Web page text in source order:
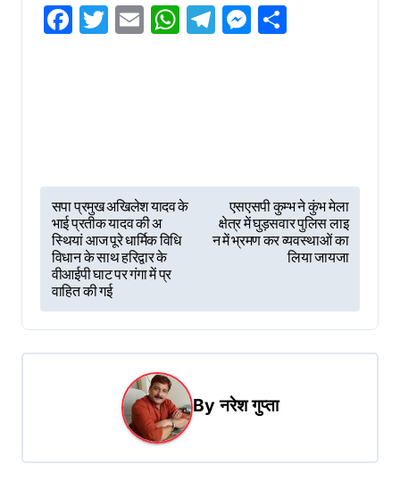
Facebook
Twitter
EmailWhatsApp
Telegram
Messenger
P
o
s
n
a
a
सपा प्रमुख अखिलेश यादव के
भाई प्रतीक यादव की अ
स्थियां आज पूरे धार्मिक विधि
विधान के साथ हरिद्वार के
वीआईपी घाट पर गंगा में प्र
वाहित की गई
एसएसपी कुम्भ ने कुंभ मेला
क्षेत्र में घुड़सवार पुलिस लाइ
न में भ्रमण कर व्यवस्थाओं का
लिया जायजा
Byनरेश गुप्ता